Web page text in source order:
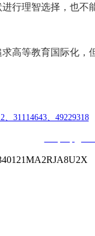
行理智选择，也
高等教育国际化
、31114643、49229318|